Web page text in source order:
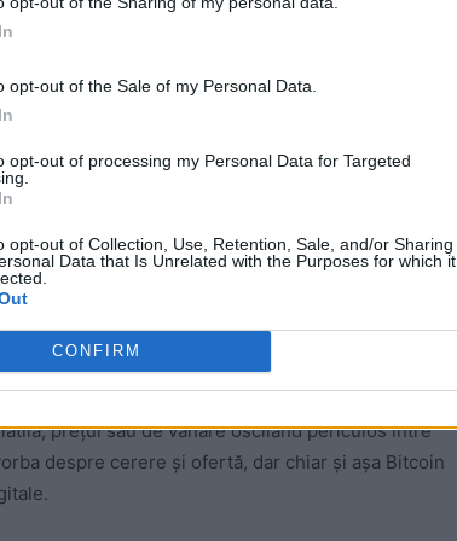
opt-out of the Sale of my Personal Data.
opt-out of processing my Personal Data for Targeted
opt-out of Collection, Use, Retention, Sale, and/or Sharing
Data that Is Unrelated with the Purposes for which it
CONFIRM
o unitate întrece orice închipuire.
-
preţul său de vânare oscilând periculos între
despre cerere şi ofertă, dar chiar şi aşa Bitcoin